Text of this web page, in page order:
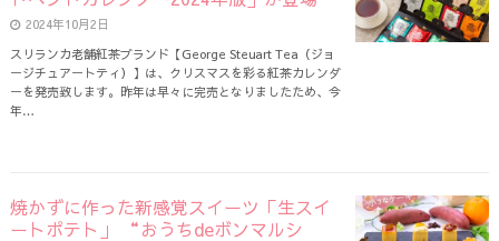
2024年10月2日
スリランカ老舗紅茶ブランド【George Steuart Tea（ジョ
ージチュアートティ）】は、クリスマスを彩る紅茶カレンダ
ーを発売致します。昨年は早々に完売となりましたため、今
年…
焼かずに作った新感覚スイーツ「生スイ
ートポテト」 “おうちdeボンマルシ